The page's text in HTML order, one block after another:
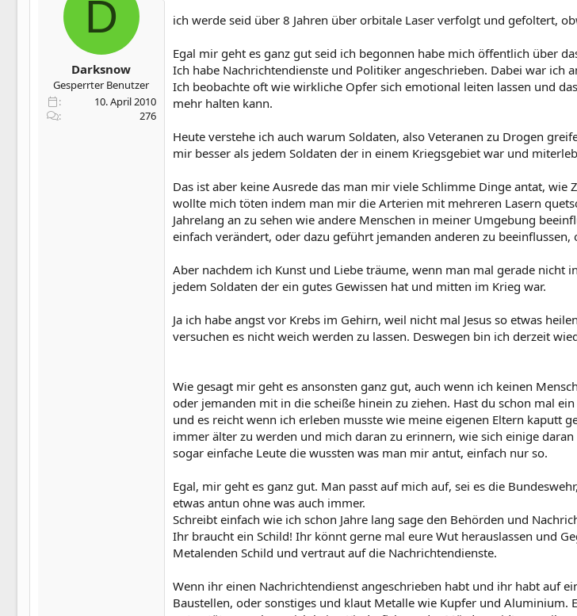
D
Darksnow
Gesperrter Benutzer
10. April 2010
276
ich werde seid über 8 Jahren über orbitale Laser verfolgt und gefoltert,
Egal mir geht es ganz gut seid ich begonnen habe mich öffentlich über
Ich habe Nachrichtendienste und Politiker angeschrieben. Dabei war ich
Ich beobachte oft wie wirkliche Opfer sich emotional leiten lassen und
mehr halten kann.
Heute verstehe ich auch warum Soldaten, also Veteranen zu Drogen
mir besser als jedem Soldaten der in einem Kriegsgebiet war und
Das ist aber keine Ausrede das man mir viele Schlimme Dinge antat,
wollte mich töten indem man mir die Arterien mit mehreren Lasern
Jahrelang an zu sehen wie andere Menschen in meiner Umgebung
einfach verändert, oder dazu geführt jemanden anderen zu beeinflussen,
Aber nachdem ich Kunst und Liebe träume, wenn man mal gerade nicht
jedem Soldaten der ein gutes Gewissen hat und mitten im Krieg war.
Ja ich habe angst vor Krebs im Gehirn, weil nicht mal Jesus so etwas
versuchen es nicht weich werden zu lassen. Deswegen bin ich derzeit
Wie gesagt mir geht es ansonsten ganz gut, auch wenn ich keinen
oder jemanden mit in die scheiße hinein zu ziehen. Hast du schon mal
und es reicht wenn ich erleben musste wie meine eigenen Eltern kaputt
immer älter zu werden und mich daran zu erinnern, wie sich einige
sogar einfache Leute die wussten was man mir antut, einfach nur so.
Egal, mir geht es ganz gut. Man passt auf mich auf, sei es die
etwas antun ohne was auch immer.
Schreibt einfach wie ich schon Jahre lang sage den Behörden und
Ihr braucht ein Schild! Ihr könnt gerne mal eure Wut herauslassen und
Metalenden Schild und vertraut auf die Nachrichtendienste.
Wenn ihr einen Nachrichtendienst angeschrieben habt und ihr habt auf
Baustellen, oder sonstiges und klaut Metalle wie Kupfer und Aluminium.